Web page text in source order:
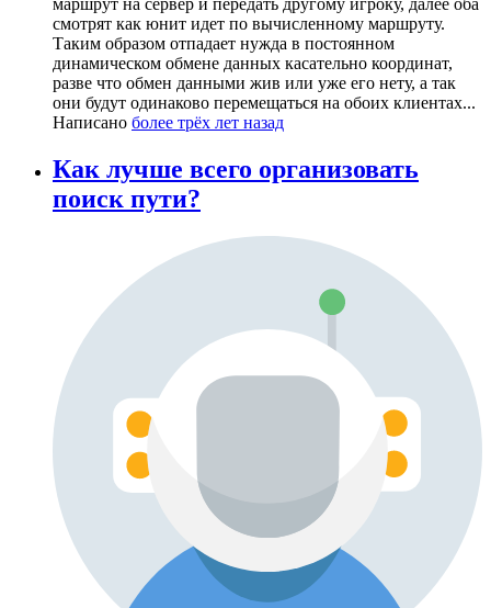
маршрут на сервер и передать другому игроку, далее оба
смотрят как юнит идет по вычисленному маршруту.
Таким образом отпадает нужда в постоянном
динамическом обмене данных касательно координат,
разве что обмен данными жив или уже его нету, а так
они будут одинаково перемещаться на обоих клиентах...
Написано более трёх лет назад
Как лучше всего организовать
поиск пути?